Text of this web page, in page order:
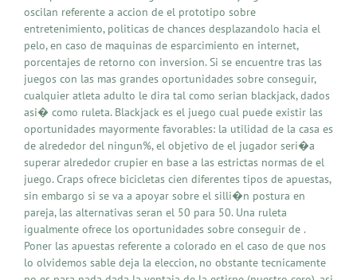
oscilan referente a accion de el prototipo sobre
entretenimiento, politicas de chances desplazandolo hacia el
pelo, en caso de maquinas de esparcimiento en internet,
porcentajes de retorno con inversion. Si se encuentre tras las
juegos con las mas grandes oportunidades sobre conseguir,
cualquier atleta adulto le dira tal como serian blackjack, dados
asi� como ruleta. Blackjack es el juego cual puede existir las
oportunidades mayormente favorables: la utilidad de la casa es
de alrededor del ningun%, el objetivo de el jugador seri�a
superar alrededor crupier en base a las estrictas normas de el
juego. Craps ofrece bicicletas cien diferentes tipos de apuestas,
sin embargo si se va a apoyar sobre el silli�n postura en
pareja, las alternativas seran el 50 para 50. Una ruleta
igualmente ofrece los oportunidades sobre conseguir de .
Poner las apuestas referente a colorado en el caso de que nos
lo olvidemos sable deja la eleccion, no obstante tecnicamente